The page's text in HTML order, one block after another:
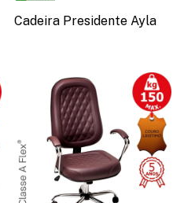
Cadeira Presidente Ayla